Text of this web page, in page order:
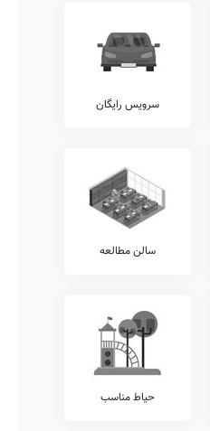
واحدهای درسی مصوب آموزش پرورش،
میشود. متاسفانه این مدرسه
مرسوم، خدمات دیگری را نیز
روحیه نشاط و تعالی در دانش آموزان
ورزشی رایگان، سامانه برگزاری
کیف و کتاب دانش آموزان (کیف در
با اولیاء، و... ارائه می نمایند.
نظیر برگزاری کارگاه های مشاوره ایِ
از وجود یا عدم وجود این خدمات با
برقرار نمایید.
بجهت سنجش دقیقتر وضعیت دانش
سرویس رایگان
سالن مطالعه
حیاط مناسب